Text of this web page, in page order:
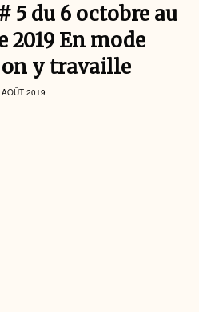
5 du 6 octobre au
2019 En mode
on y travaille
2019